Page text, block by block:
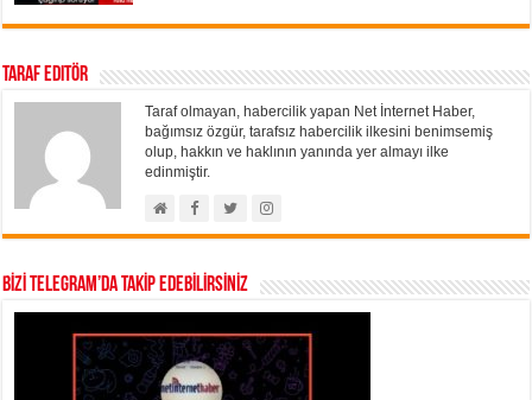
Taraf Editör
Taraf olmayan, habercilik yapan Net İnternet Haber,
bağımsız özgür, tarafsız habercilik ilkesini benimsemiş
olup, hakkın ve haklının yanında yer almayı ilke
edinmiştir.
BİZİ TELEGRAM’DA TAKİP EDEBİLİRSİNİZ